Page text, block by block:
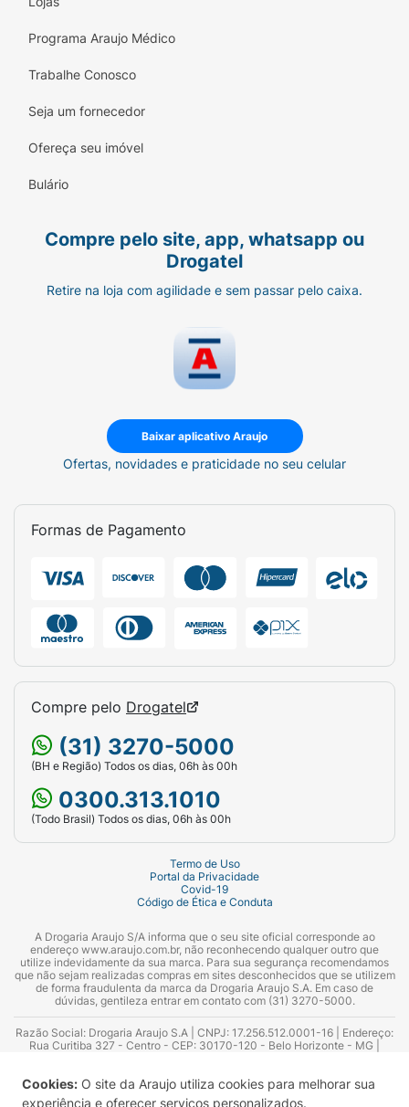
Cookies: O site da Araujo utiliza cookies para melhorar sua
experiência e oferecer serviços personalizados.
Programa Araujo Médico
Trabalhe Conosco
Seja um fornecedor
Ofereça seu imóvel
Bulário
Compre pelo site, app, whatsapp ou
Drogatel
Retire na loja com agilidade e sem passar pelo caixa.
Baixar aplicativo Araujo
Ofertas, novidades e praticidade no seu celular
Formas de Pagamento
Compre pelo Drogatel
(31) 3270-5000
(BH e Região) Todos os dias, 06h às 00h
0300.313.1010
(Todo Brasil) Todos os dias, 06h às 00h
Termo de Uso
Portal da Privacidade
Covid-19
Código de Ética e Conduta
A Drogaria Araujo S/A informa que o seu site oficial corresponde ao
endereço www.araujo.com.br, não reconhecendo qualquer outro que
utilize indevidamente da sua marca. Para sua segurança recomendamos
que não sejam realizadas compras em sites desconhecidos que se utilizem
de forma fraudulenta da marca da Drogaria Araujo S.A. Em caso de
dúvidas, gentileza entrar em contato com (31) 3270-5000.
Razão Social: Drogaria Araujo S.A | CNPJ: 17.256.512.0001-16 | Endereço:
Rua Curitiba 327 - Centro - CEP: 30170-120 - Belo Horizonte - MG |
Azevedo Guimarães – CRF 10.965 | Yasmin Silva Alvarenga – CRF 52.584 -
Consultor substituto: Thiago Aguiar Pinheiro - CRF Nº 13.748. Alvará